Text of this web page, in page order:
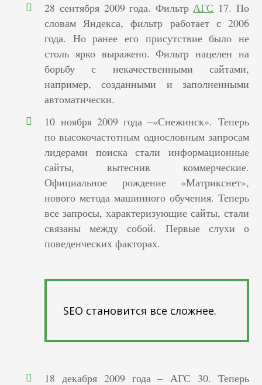
28 сентября 2009 года. ФильтрАГС 17. По
словам Яндекса, фильтр работает с 2006
года. Но ранее его присутствие было не
столь ярко выражено. Фильтр нацелен на
борьбу с некачественными сайтами,
например, созданными и заполненными
автоматически.
10 ноября 2009 года –«Снежинск». Теперь
по высокочастотным однословным запросам
лидерами поиска стали информационные
сайты, вытеснив коммерческие.
Официальное рождение «Матрикснет»,
нового метода машинного обучения. Теперь
все запросы, характеризующие сайты, стали
связаны между собой. Первые слухи о
поведенческих факторах.
SEO становится все сложнее.
18 декабря 2009 года – АГС 30. Теперь